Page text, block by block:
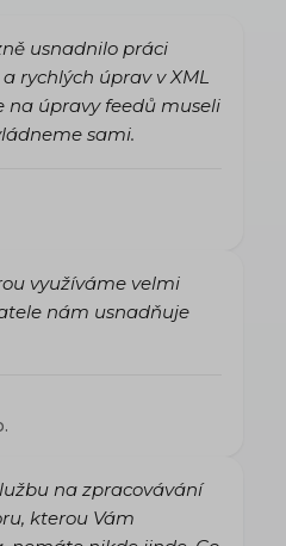
usnadnilo práci
rychlých úprav v XML
na úpravy feedů museli
sami.
využíváme velmi
nám usnadňuje
na zpracovávání
kterou Vám